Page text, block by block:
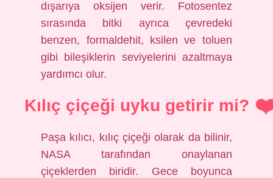
dışarıya oksijen verir. Fotosentez
sırasında bitki ayrıca çevredeki
benzen, formaldehit, ksilen ve toluen
gibi bileşiklerin seviyelerini azaltmaya
yardımcı olur.
Kılıç çiçeği uyku getirir mi?
Paşa kılıcı, kılıç çiçeği olarak da bilinir,
NASA tarafından onaylanan
çiçeklerden biridir. Gece boyunca